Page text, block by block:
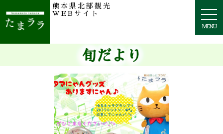
MENU
熊本県北部観光
WEBサイト
旬だより